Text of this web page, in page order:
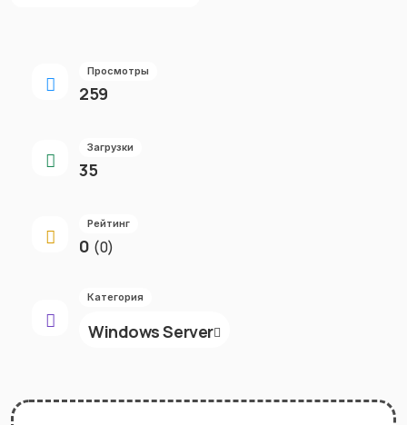
Просмотры
259
Загрузки
35
Рейтинг
0 (0)
Категория
Windows Server